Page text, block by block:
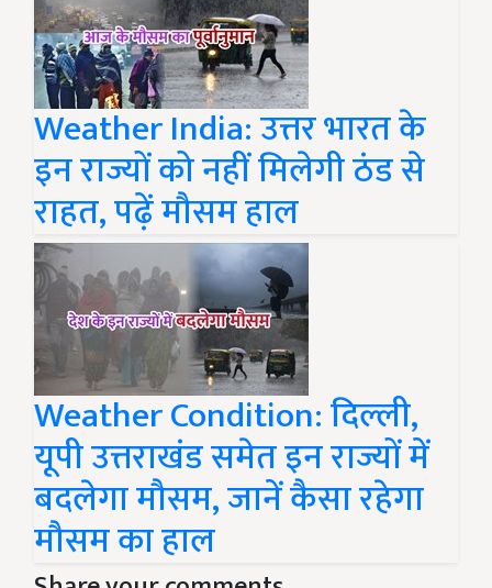
Weather India: उत्तर भारत के
इन राज्यों को नहीं मिलेगी ठंड से
राहत, पढ़ें मौसम हाल
Weather Condition: दिल्ली,
यूपी उत्तराखंड समेत इन राज्यों में
बदलेगा मौसम, जानें कैसा रहेगा
मौसम का हाल